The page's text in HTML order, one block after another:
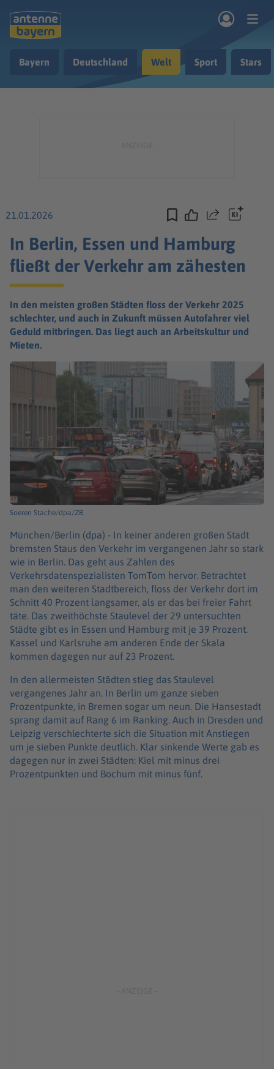
Nachrichten
Bayern Deutschland Welt Sport Stars
21.01.2026 Teilen
In Berlin, Essen und Hamburg
fließt der Verkehr am zähesten
In den meisten großen Städten floss der Verkehr 2025
schlechter, und auch in Zukunft müssen Autofahrer viel
Geduld mitbringen. Das liegt auch an Arbeitskultur und
Mieten.
Soeren Stache/dpa/ZB
München/Berlin (dpa) - In keiner anderen großen Stadt
bremsten Staus den Verkehr im vergangenen Jahr so stark
wie in Berlin. Das geht aus Zahlen des
Verkehrsdatenspezialisten TomTom hervor. Betrachtet
man den weiteren Stadtbereich, floss der Verkehr dort im
Schnitt 40 Prozent langsamer, als er das bei freier Fahrt
täte. Das zweithöchste Staulevel der 29 untersuchten
Städte gibt es in Essen und Hamburg mit je 39 Prozent.
Kassel und Karlsruhe am anderen Ende der Skala
kommen dagegen nur auf 23 Prozent.
In den allermeisten Städten stieg das Staulevel
vergangenes Jahr an. In Berlin um ganze sieben
Prozentpunkte, in Bremen sogar um neun. Die Hansestadt
sprang damit auf Rang 6 im Ranking. Auch in Dresden und
Leipzig verschlechterte sich die Situation mit Anstiegen
um je sieben Punkte deutlich. Klar sinkende Werte gab es
dagegen nur in zwei Städten: Kiel mit minus drei
Prozentpunkten und Bochum mit minus fünf.